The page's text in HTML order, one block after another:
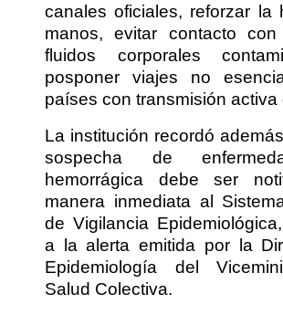
canales oficiales, reforzar la
manos, evitar contacto
fluidos corporales
posponer viajes no
países con transmisión activa
La institución recordó
sospecha de
hemorrágica debe ser
manera inmediata al
de Vigilancia
a la alerta emitida por la
Epidemiología del
Salud Colectiva.